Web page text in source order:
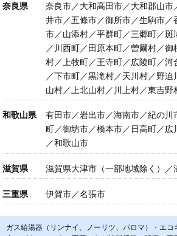
奈良県
奈良市／大和高田市／大和郡山市
井市／五條市／御所市／生駒市／
市／山添村／平群町／三郷町／斑
／川西町／田原本町／曽爾村／
村／上牧町／王寺町／広陵町／河
／下市町／黒滝村／天川村／野
山村／上北山村／川上村／東吉野
和歌山県
有田市／岩出市／海南市／紀の川
町／御坊市／橋本市／日高町／広
／和歌山市
滋賀県 滋賀県大津市（一部地域除く）／
三重県 伊賀市／名張市
ガス給湯器（リンナイ、ノーリツ、パロマ）・エコ